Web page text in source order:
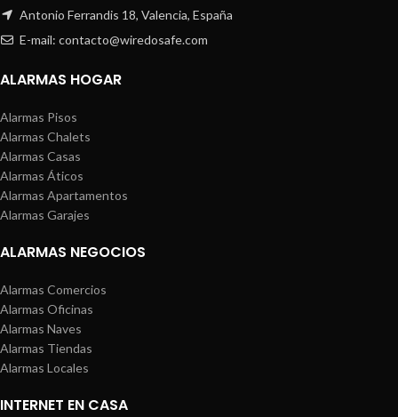
Antonio Ferrandis 18, Valencia, España
E-mail: contacto@wiredosafe.com
ALARMAS HOGAR
Alarmas Pisos
Alarmas Chalets
Alarmas Casas
Alarmas Áticos
Alarmas Apartamentos
Alarmas Garajes
ALARMAS NEGOCIOS
Alarmas Comercios
Alarmas Oficinas
Alarmas Naves
Alarmas Tiendas
Alarmas Locales
INTERNET EN CASA